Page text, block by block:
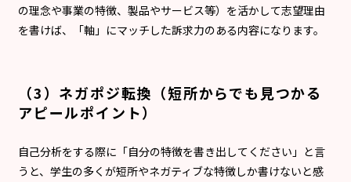
の理念や事業の特徴、製品やサービス等）を活かして志望理由
を書けば、「軸」にマッチした訴求力のある内容になります。
（3）ネガポジ転換（短所からでも見つかる
アピールポイント）
自己分析をする際に「自分の特徴を書き出してください」と言
うと、学生の多くが短所やネガティブな特徴しか書けないと感